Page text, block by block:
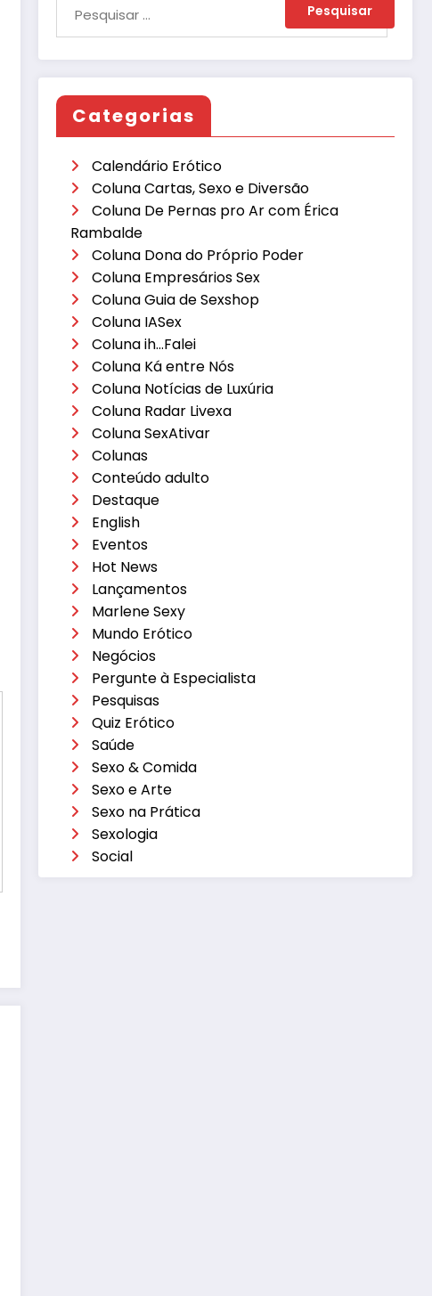
Categorias
Calendário Erótico
Coluna Cartas, Sexo e Diversão
Coluna De Pernas pro Ar com Érica
Rambalde
Coluna Dona do Próprio Poder
Coluna Empresários Sex
Coluna Guia de Sexshop
Coluna IASex
Coluna ih…Falei
Coluna Ká entre Nós
Coluna Notícias de Luxúria
Coluna Radar Livexa
Coluna SexAtivar
Colunas
Conteúdo adulto
Destaque
English
Eventos
Hot News
Lançamentos
Marlene Sexy
Mundo Erótico
Negócios
Pergunte à Especialista
Pesquisas
Quiz Erótico
Saúde
Sexo & Comida
Sexo e Arte
Sexo na Prática
Sexologia
Social